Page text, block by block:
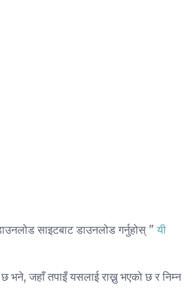
साइटबाट डाउनलोड गर्नुहोस् " यी
जहाँ तपाइँ यसलाई राख्नु भएको छ र निम्न